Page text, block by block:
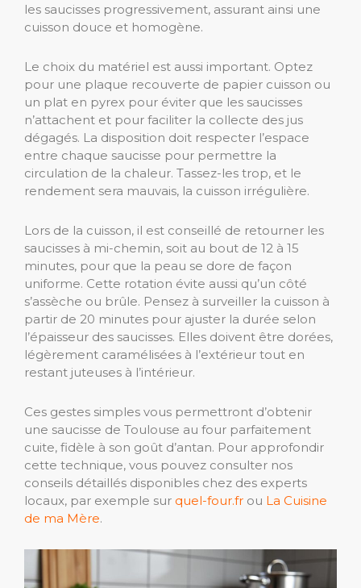
les saucisses progressivement, assurant ainsi une
cuisson douce et homogène.
Le choix du matériel est aussi important. Optez
pour une plaque recouverte de papier cuisson ou
un plat en pyrex pour éviter que les saucisses
n’attachent et pour faciliter la collecte des jus
dégagés. La disposition doit respecter l’espace
entre chaque saucisse pour permettre la
circulation de la chaleur. Tassez-les trop, et le
rendement sera mauvais, la cuisson irrégulière.
Lors de la cuisson, il est conseillé de retourner les
saucisses à mi-chemin, soit au bout de 12 à 15
minutes, pour que la peau se dore de façon
uniforme. Cette rotation évite aussi qu’un côté
s’assèche ou brûle. Pensez à surveiller la cuisson à
partir de 20 minutes pour ajuster la durée selon
l’épaisseur des saucisses. Elles doivent être dorées,
légèrement caramélisées à l’extérieur tout en
restant juteuses à l’intérieur.
Ces gestes simples vous permettront d’obtenir
une saucisse de Toulouse au four parfaitement
cuite, fidèle à son goût d’antan. Pour approfondir
cette technique, vous pouvez consulter nos
conseils détaillés disponibles chez des experts
locaux, par exemple sur quel-four.fr ou La Cuisine
de ma Mère.